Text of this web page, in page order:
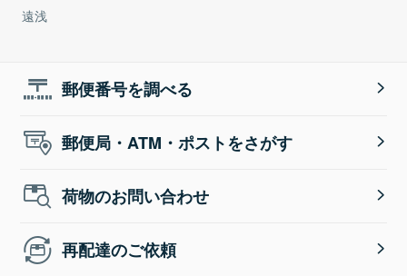
遠浅
郵便番号を調べる
郵便局・ATM・ポストをさがす
荷物のお問い合わせ
再配達のご依頼